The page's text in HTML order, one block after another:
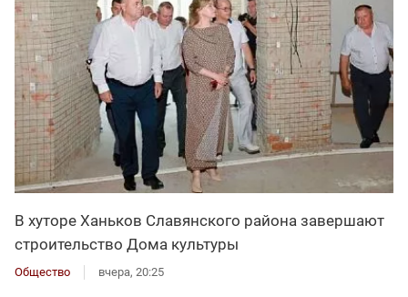
В хуторе Ханьков Славянского района завершают
строительство Дома культуры
Общество вчера, 20:25